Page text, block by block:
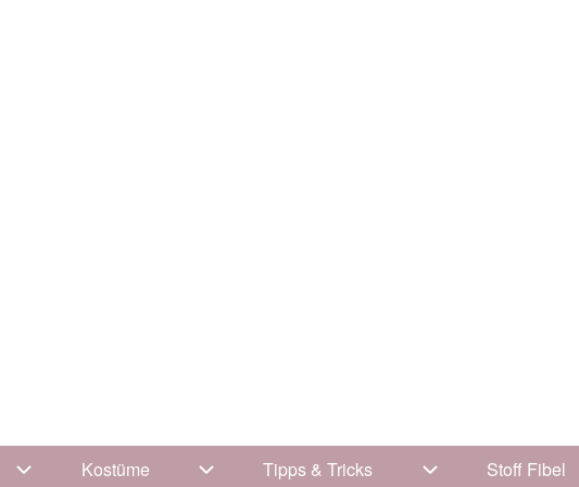
Unternavigation von Kleidung
Kostüme Unternavigation von Kostüme
Tipps & Tricks Unternavigation
Stoff Fibel